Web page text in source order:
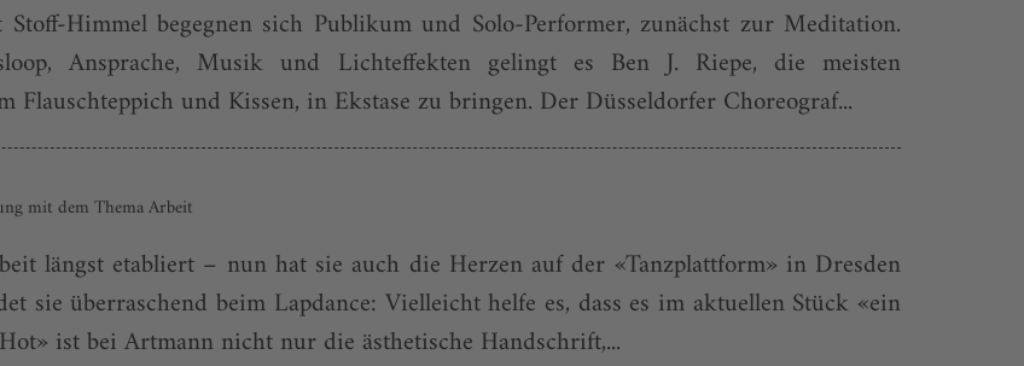
Himmel begegnen sich Publikum und Solo-Performer, zunächst zur Meditation.
Ansprache, Musik und Lichteffekten gelingt es Ben J. Riepe, die meisten
Flauschteppich und Kissen, in Ekstase zu bringen. Der Düsseldorfer Choreograf...
mit dem Thema Arbeit
längst etabliert – nun hat sie auch die Herzen auf der «Tanzplattform» in Dresden
sie überraschend beim Lapdance: Vielleicht helfe es, dass es im aktuellen Stück «ein
ist bei Artmann nicht nur die ästhetische Handschrift,...